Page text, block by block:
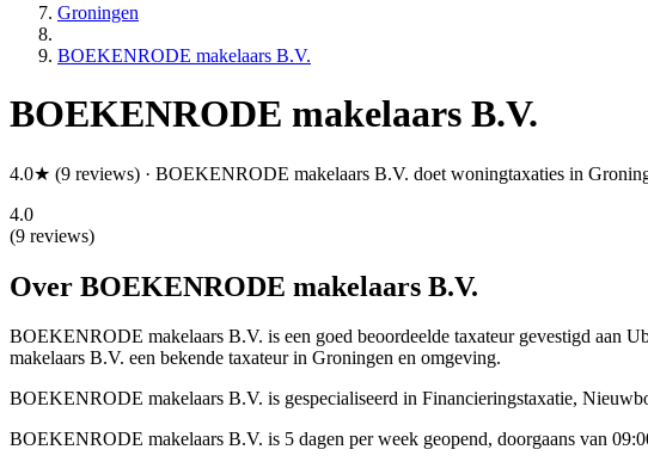
Groningen
BOEKENRODE makelaars B.V.
BOEKENRODE makelaars B.V.
4.0★ (9 reviews) · BOEKENRODE makelaars B.V. doet woningtaxaties in
4.0
(9 reviews)
Over BOEKENRODE makelaars B.V.
BOEKENRODE makelaars B.V. is een goed beoordeelde taxateur gevestigd aan
makelaars B.V. een bekende taxateur in Groningen en omgeving.
BOEKENRODE makelaars B.V. is gespecialiseerd in Financieringstaxatie,
BOEKENRODE makelaars B.V. is 5 dagen per week geopend, doorgaans van